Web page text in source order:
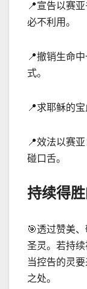
📍宣告以赛亚
必不利用。
📍撤销生命中
式。
📍求耶稣的宝
📍效法以赛
碰口舌。
持续得
🎯透过赞美
圣灵。若持续
当控告的灵
之处。